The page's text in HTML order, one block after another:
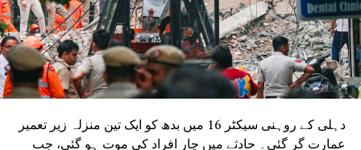
دہلی کے روہنی سیکٹر 16 میں بدھ کو ایک تین منزلہ زیر تعمیر
عمارت گر گئی۔ حادثے میں چار افراد کی موت ہو گئی، جب